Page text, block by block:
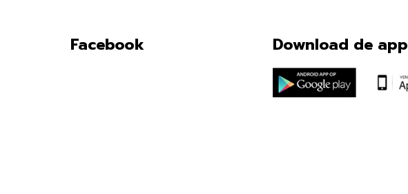
Facebook Download de app